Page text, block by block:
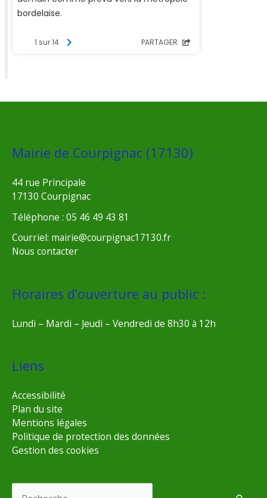
Mairie de Courpignac (17130)
44 rue Principale
17130 Courpignac
Téléphone : 05 46 49 43 81
Courriel: mairie@courpignac17130.fr
Nous contacter
Horaires d’ouverture au public :
Lundi – Mardi – Jeudi – Vendredi de 8h30 à 12h
Liens
Accessibilité
Plan du site
Mentions légales
Politique de protection des données
Gestion des cookies